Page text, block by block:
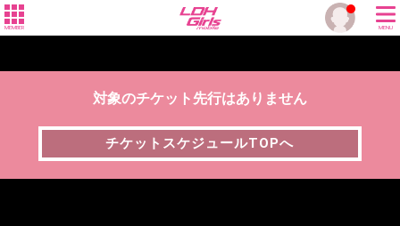
MEMBER MENU
対象のチケット先行はありません
チケットスケジュールTOPへ
チケットスケジュールTOPへ